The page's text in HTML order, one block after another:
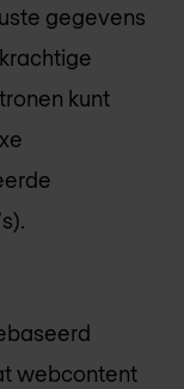
gegevens
kunt
webcontent